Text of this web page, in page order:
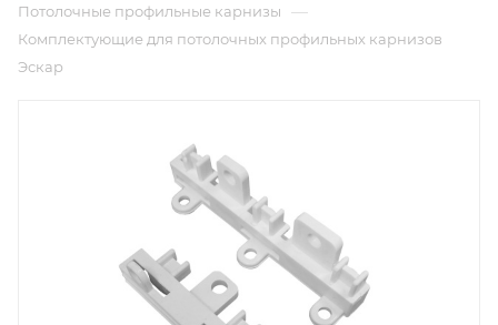
Потолочные профильные карнизы —
Комплектующие для потолочных профильных карнизов
Эскар